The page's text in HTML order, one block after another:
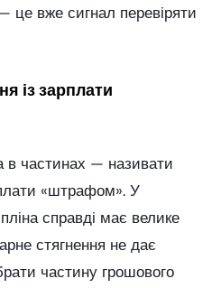
вже сигнал перевіряти
із зарплати
частинах — називати
«штрафом». У
справді має велике
стягнення не дає
частину грошового